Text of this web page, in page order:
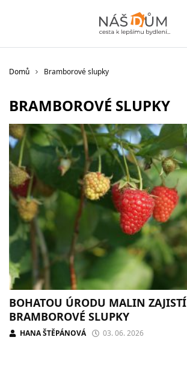
Domů Bramborové slupky
BRAMBOROVÉ SLUPKY
BOHATOU ÚRODU MALIN ZAJISTÍ
BRAMBOROVÉ SLUPKY
HANA ŠTĚPÁNOVÁ 03. 06. 2026